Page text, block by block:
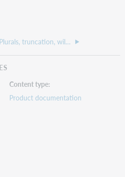
Plurals, truncation, wildcards, and proximity
Content type
Product documentation